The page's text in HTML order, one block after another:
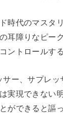
時代のマスタ
耳障りなピー
ントロールす
サー、サプレッ
実現できない
ができると謳